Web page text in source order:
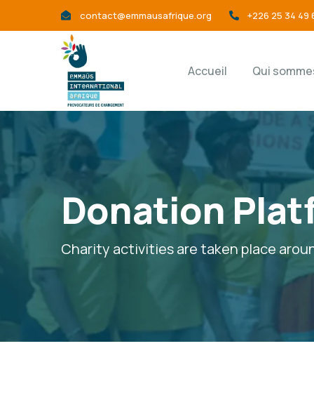
contact@emmausafrique.org +226 25 34 49
Accueil Qui
Donation
Charity activities are taken place